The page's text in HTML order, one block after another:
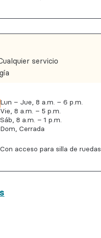
servicio
Lun – Jue, 8 a.m. – 6 p.m.
Vie, 8 a.m. – 5 p.m.
Sáb, 8 a.m. – 1 p.m.
Dom, Cerrada
Con acceso para silla de ruedas